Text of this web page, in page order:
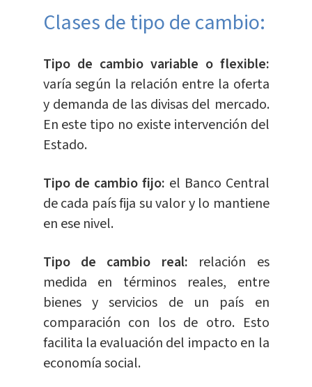
Clases de tipo de cambio:
Tipo de cambio variable o flexible:
varía según la relación entre la oferta
y demanda de las divisas del mercado.
En este tipo no existe intervención del
Estado.
Tipo de cambio fijo: el Banco Central
de cada país fija su valor y lo mantiene
en ese nivel.
Tipo de cambio real: relación es
medida en términos reales, entre
bienes y servicios de un país en
comparación con los de otro. Esto
facilita la evaluación del impacto en la
economía social.